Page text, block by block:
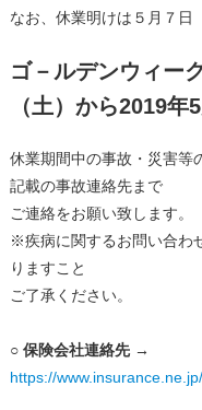
なお、休業明けは５月７
ゴ－ルデンウィー
（土）から2019
休業期間中の事故・災害等
記載の事故連絡先まで
ご連絡をお願い致します。
※疾病に関するお問い合わ
りますこと
ご了承ください。
○ 保険会社連絡先 →
https://